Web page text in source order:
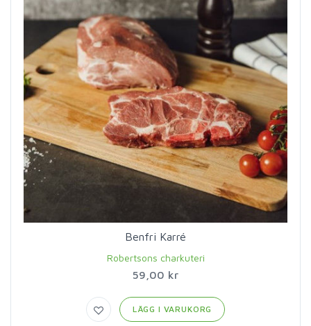
Benfri Karré
Robertsons charkuteri
59,00 kr
LÄGG I VARUKORG